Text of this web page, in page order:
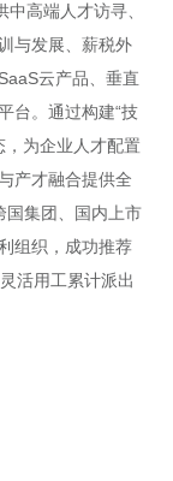
高端人才访寻、
与发展、薪税外
云产品、垂直
台。通过构建“技
，为企业人才配置
产才融合提供全
国集团、国内上市
组织，成功推荐
活用工累计派出